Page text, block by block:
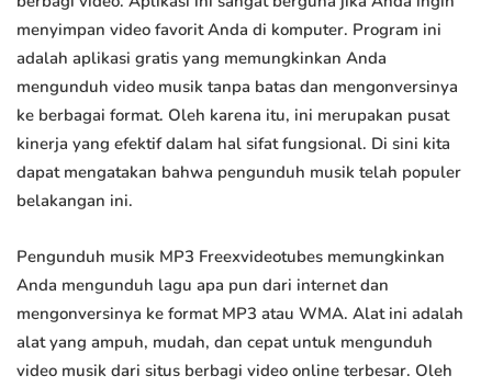
menyimpan video favorit Anda di komputer. Program ini
adalah aplikasi gratis yang memungkinkan Anda
mengunduh video musik tanpa batas dan mengonversinya
ke berbagai format. Oleh karena itu, ini merupakan pusat
kinerja yang efektif dalam hal sifat fungsional. Di sini kita
dapat mengatakan bahwa pengunduh musik telah populer
belakangan ini.
Pengunduh musik MP3 Freexvideotubes memungkinkan
Anda mengunduh lagu apa pun dari internet dan
mengonversinya ke format MP3 atau WMA. Alat ini adalah
alat yang ampuh, mudah, dan cepat untuk mengunduh
video musik dari situs berbagi video online terbesar. Oleh